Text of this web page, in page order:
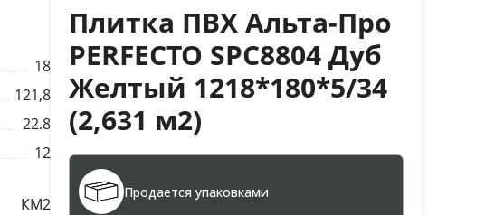
18
121,8
22.8
12
КМ2
Плитка ПВХ Альта-Про
PERFECTO SPC8804 Дуб
Желтый 1218*180*5/34
(2,631 м2)
Продается упаковками